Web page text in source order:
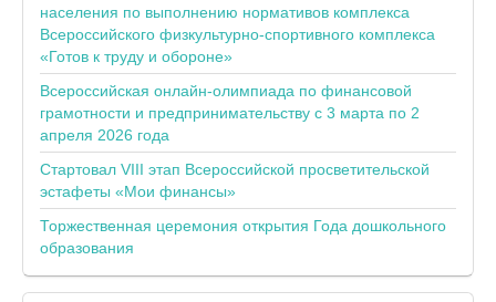
населения по выполнению нормативов комплекса
Всероссийского физкультурно-спортивного комплекса
«Готов к труду и обороне»
Всероссийская онлайн-олимпиада по финансовой
грамотности и предпринимательству с 3 марта по 2
апреля 2026 года
Стартовал VIII этап Всероссийской просветительской
эстафеты «Мои финансы»
Торжественная церемония открытия Года дошкольного
образования